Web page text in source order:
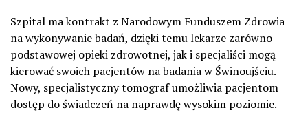
Szpital ma kontrakt z Narodowym Funduszem Zdrowia
na wykonywanie badań, dzięki temu lekarze zarówno
podstawowej opieki zdrowotnej, jak i specjaliści mogą
kierować swoich pacjentów na badania w Świnoujściu.
Nowy, specjalistyczny tomograf umożliwia pacjentom
dostęp do świadczeń na naprawdę wysokim poziomie.